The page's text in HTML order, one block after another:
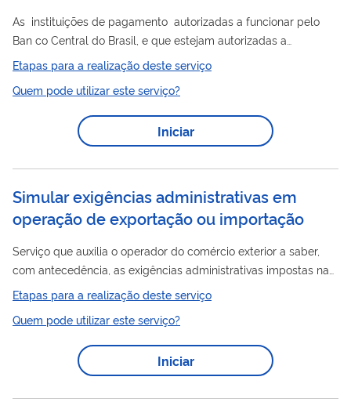
As instituições de pagamento autorizadas a funcionar pelo
Ban co Central do Brasil, e que estejam autorizadas a
disponibilizar o arranjo de pagamento instantâneos (Pix),
podem requerer à Agência a sua integ ração ao sistema de
geração do CIOT da ANTT .
Etapas para a realização deste serviço
Quem pode utilizar este serviço?
Iniciar
Simular exigências administrativas em
operação de exportação ou importação
Serviço que auxilia o operador do comércio exterior a saber,
com antecedência, as exigências administrativas impostas na
operaçãode exportação ou de importação de um
informações básicas daoperação
usuárias, como Nomenclatura Comum do Mercosul ( NC M) do
produto e país de destino. O resultado levará em conta as
Etapas para a realização deste serviço
Quem pode utilizar este serviço?
Iniciar